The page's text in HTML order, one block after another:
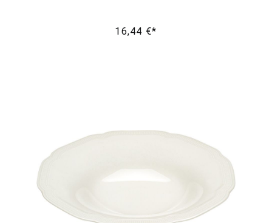
16,44 €*